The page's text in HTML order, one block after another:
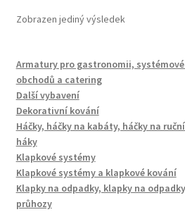
Zobrazen jediný výsledek
Armatury pro gastronomii,
obchodů a catering
Další vybavení
Dekorativní kování
Háčky, háčky na kabáty, háčky na
háky
Klapkové systémy
Klapkové systémy a klapkové kování
Klapky na odpadky, klapky na
průhozy